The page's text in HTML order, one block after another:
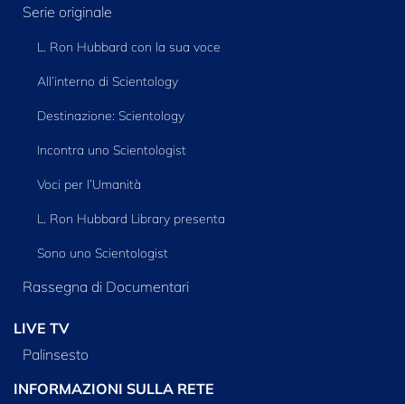
Serie originale
L. Ron Hubbard con la sua voce
All’interno di Scientology
Destinazione: Scientology
Incontra uno Scientologist
Voci per l’Umanità
L. Ron Hubbard Library presenta
Sono uno Scientologist
Rassegna di Documentari
LIVE TV
Palinsesto
INFORMAZIONI SULLA RETE